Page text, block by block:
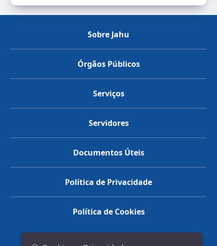
Sobre Jahu
Órgãos Públicos
Serviços
Servidores
Documentos Úteis
Política de Privacidade
Política de Cookies